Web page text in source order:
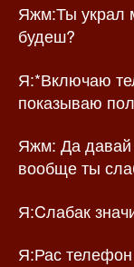
Яжм:Ты украл
будеш?
Я:*Включаю
показываю
Яжм: Да
вообще ты
Я:Cлабак
Я:Рас